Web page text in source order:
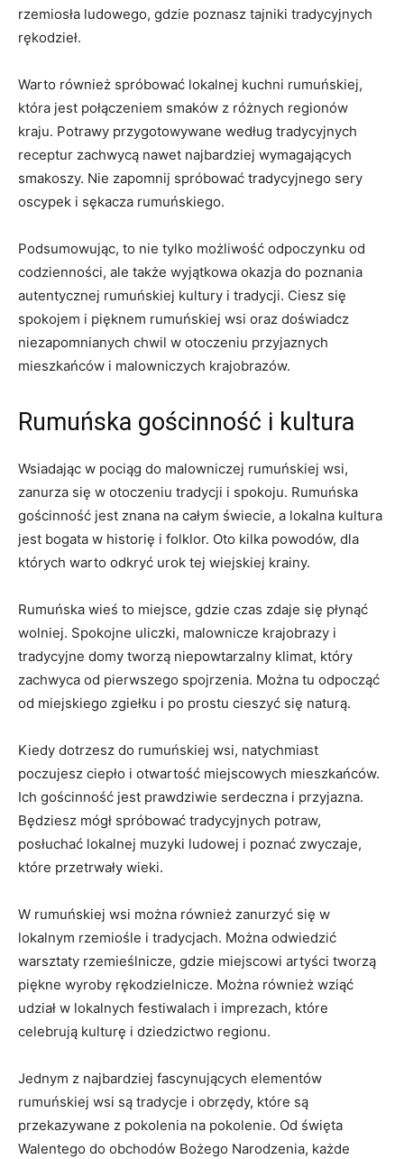
rzemiosła ludowego, gdzie poznasz ‍tajniki tradycyjnych
⁢rękodzieł.
Warto również spróbować⁢ lokalnej‍ kuchni rumuńskiej,
która jest połączeniem smaków z różnych regionów
kraju. Potrawy przygotowywane według tradycyjnych
⁤receptur zachwycą nawet najbardziej wymagających
smakoszy. Nie zapomnij spróbować ⁣tradycyjnego sery
oscypek i sękacza rumuńskiego.
Podsumowując, to⁣ nie tylko ‌możliwość odpoczynku od‍
codzienności, ⁣ale także ⁢wyjątkowa ⁢okazja do⁤ poznania‍
autentycznej ⁢rumuńskiej kultury i tradycji. Ciesz się
spokojem i pięknem rumuńskiej wsi oraz doświadcz
niezapomnianych chwil w⁢ otoczeniu przyjaznych
mieszkańców i malowniczych krajobrazów.
Rumuńska gościnność i kultura
Wsiadając w pociąg do ⁤malowniczej rumuńskiej wsi,
zanurza się w otoczeniu tradycji i spokoju. Rumuńska
gościnność ⁢jest znana na ⁢całym ‌świecie, a lokalna kultura​
jest‍ bogata w historię i folklor. Oto kilka ⁢powodów, dla
których warto⁤ odkryć urok tej wiejskiej⁣ krainy.
Rumuńska wieś to miejsce, gdzie czas zdaje się‍ płynąć
wolniej. Spokojne uliczki, malownicze krajobrazy i
tradycyjne domy ⁣tworzą niepowtarzalny klimat, który
zachwyca od pierwszego‌ spojrzenia. Można tu odpocząć​
od miejskiego ⁤zgiełku i po ‍prostu cieszyć się naturą.
Kiedy​ dotrzesz do rumuńskiej wsi,⁢ natychmiast ​
poczujesz ciepło i otwartość miejscowych mieszkańców.
Ich gościnność jest prawdziwie serdeczna i przyjazna. ​
Będziesz mógł spróbować⁢ tradycyjnych potraw,
posłuchać lokalnej muzyki‌ ludowej i poznać‌ zwyczaje,
‍które przetrwały wieki.
W rumuńskiej ⁢wsi można również⁢ zanurzyć się w
lokalnym ​rzemiośle i tradycjach. Można ‌odwiedzić
warsztaty rzemieślnicze,⁢ gdzie miejscowi ​artyści tworzą
piękne‌ wyroby rękodzielnicze. ⁣Można również wziąć
udział w lokalnych festiwalach i imprezach, które
celebrują​ kulturę i⁢ dziedzictwo regionu.
Jednym z ⁢najbardziej fascynujących elementów
rumuńskiej​ wsi są​ tradycje i obrzędy, które są
przekazywane ⁢z pokolenia na ⁤pokolenie. Od ​święta
Walentego do obchodów Bożego Narodzenia, każde‌